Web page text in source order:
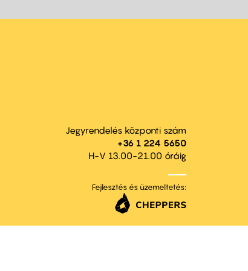
Jegyrendelés központi szám
+36 1 224 5650
H-V 13.00-21.00 óráig
Fejlesztés és üzemeltetés: